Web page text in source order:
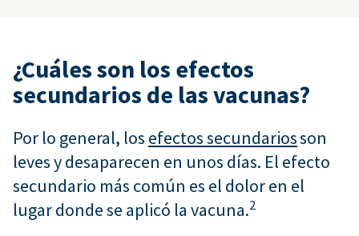
¿Cuáles son los efectos
secundarios de las vacunas?
Por lo general, los efectos secundariosson
leves y desaparecen en unos días. El efecto
secundario más común es el dolor en el
lugar donde se aplicó la vacuna.2